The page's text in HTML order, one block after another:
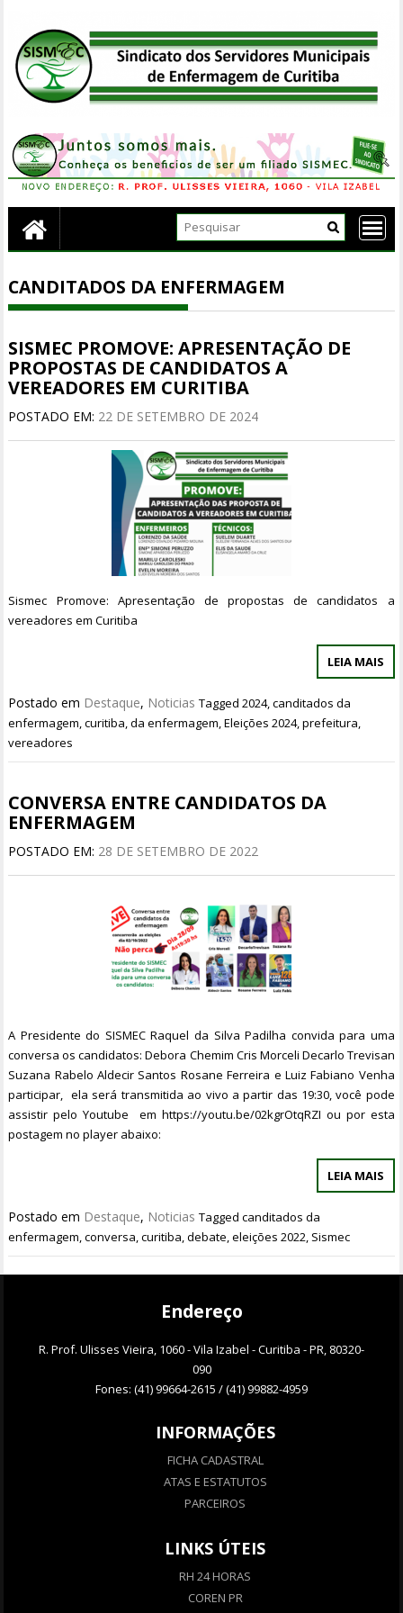
content
CANDITADOS DA ENFERMAGEM
SISMEC PROMOVE: APRESENTAÇÃO DE
PROPOSTAS DE CANDIDATOS A
VEREADORES EM CURITIBA
POSTADO EM: 22 DE SETEMBRO DE 2024
Sismec Promove: Apresentação de propostas de candidatos a
vereadores em Curitiba
LEIA MAIS
Postado em Destaque, Noticias Tagged2024,canditados da
enfermagem,curitiba,da enfermagem,Eleições 2024,prefeitura,
vereadores
CONVERSA ENTRE CANDIDATOS DA
ENFERMAGEM
POSTADO EM: 28 DE SETEMBRO DE 2022
A Presidente do SISMEC Raquel da Silva Padilha convida para uma
conversa os candidatos: Debora Chemim Cris Morceli Decarlo Trevisan
Suzana Rabelo Aldecir Santos Rosane Ferreira e Luiz Fabiano Venha
participar, ela será transmitida ao vivo a partir das 19:30, você pode
assistir pelo Youtube em https://youtu.be/02kgrOtqRZI ou por esta
postagem no player abaixo:
LEIA MAIS
Postado em Destaque, Noticias Taggedcanditados da
enfermagem,conversa,curitiba,debate,eleições 2022, Sismec
Endereço
R. Prof. Ulisses Vieira, 1060 - Vila Izabel - Curitiba - PR, 80320-
090
Fones: (41) 99664-2615 / (41) 99882-4959
INFORMAÇÕES
FICHA CADASTRAL
ATAS E ESTATUTOS
PARCEIROS
LINKS ÚTEIS
RH 24 HORAS
COREN PR